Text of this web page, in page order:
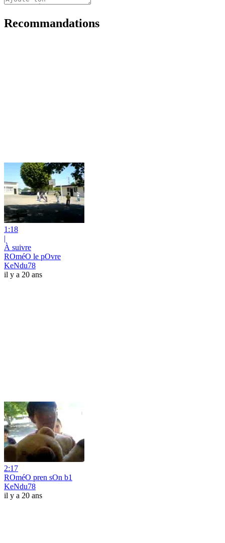
Recommandations
1:18
|
À suivre
ROméO le pOvre
KeNdu78
il y a 20 ans
2:17
ROméO pren sOn b1
KeNdu78
il y a 20 ans